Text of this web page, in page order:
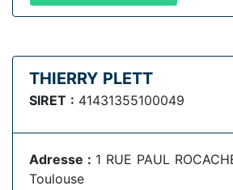
THIERRY PLETT
SIRET : 41431355100049
Adresse : 1 RUE PAUL
Toulouse